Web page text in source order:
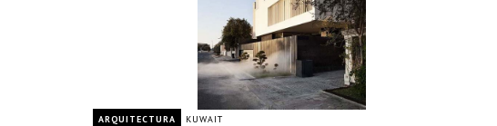
ARQUITECTURA KUWAIT